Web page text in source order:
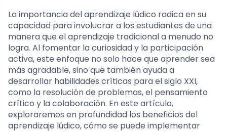
La importancia del aprendizaje lúdico radica en su
capacidad para involucrar a los estudiantes de una
manera que el aprendizaje tradicional a menudo no
logra. Al fomentar la curiosidad y la participación
activa, este enfoque no solo hace que aprender sea
más agradable, sino que también ayuda a
desarrollar habilidades críticas para el siglo XXI,
como la resolución de problemas, el pensamiento
crítico y la colaboración. En este artículo,
exploraremos en profundidad los beneficios del
aprendizaje lúdico, cómo se puede implementar